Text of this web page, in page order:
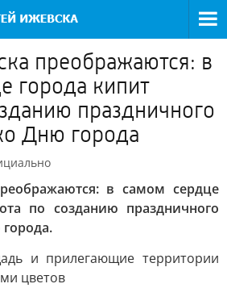
преображаются: в
города кипит
праздничного
Дню города
в самом сердце
по созданию праздничного
и прилегающие территории
цветов